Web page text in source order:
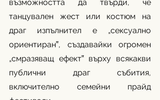
възможността да твърди, че
танцувален жест или костюм на
драг изпълнител е „сексуално
ориентиран‟, създавайки огромен
„смразяващ ефект‟ върху всякакви
публични драг събития,
включително семейни прайд